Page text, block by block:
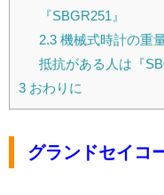
『SBGR251』
2.3機械式時計の重
抵抗がある人は『
3 おわりに
グランドセイコ